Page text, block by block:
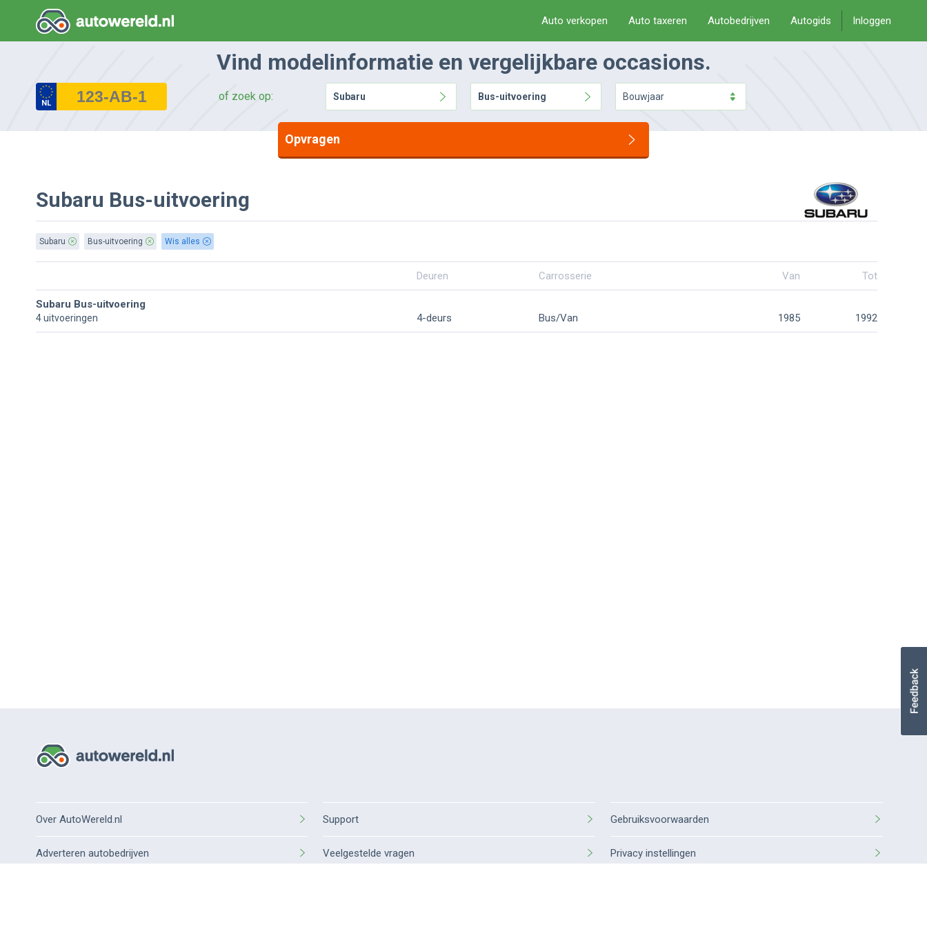
Auto verkopen Auto taxeren Autobedrijven Autogids Inloggen
Vind modelinformatie en vergelijkbare occasions.
NL
of zoek op: Subaru Bus-uitvoering Bouwjaar
Opvragen
Subaru Bus-uitvoering
Subaru Bus-uitvoering Wis alles
Deuren Carrosserie Van Tot
Subaru Bus-uitvoering
4 uitvoeringen 4-deurs Bus/Van 1985 1992
Over AutoWereld.nl
Adverteren autobedrijven
Support
Veelgestelde vragen
Gebruiksvoorwaarden
Privacy instellingen